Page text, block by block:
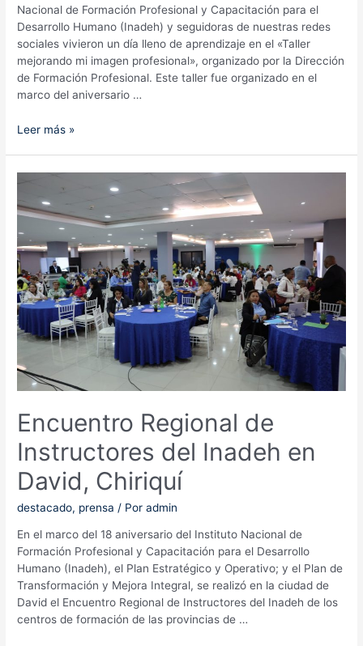
Nacional de Formación Profesional y Capacitación para el
Desarrollo Humano (Inadeh) y seguidoras de nuestras redes
sociales vivieron un día lleno de aprendizaje en el «Taller
mejorando mi imagen profesional», organizado por la Dirección
de Formación Profesional. Este taller fue organizado en el
marco del aniversario …
Funcionarias
reciben
capacitación
en
taller
de
maquillaje
y
proyección
imagen
laborales
Leer más »
Encuentro Regional de
Instructores del Inadeh en
David, Chiriquí
destacado, prensa / Poradmin
En el marco del 18 aniversario del Instituto Nacional de
Formación Profesional y Capacitación para el Desarrollo
Humano (Inadeh), el Plan Estratégico y Operativo; y el Plan de
Transformación y Mejora Integral, se realizó en la ciudad de
David el Encuentro Regional de Instructores del Inadeh de los
centros de formación de las provincias de …